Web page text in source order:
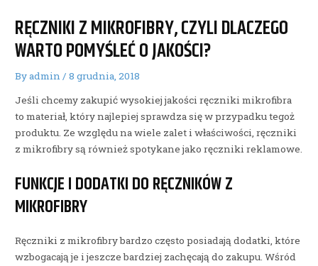
RĘCZNIKI Z MIKROFIBRY, CZYLI DLACZEGO
WARTO POMYŚLEĆ O JAKOŚCI?
Byadmin/8 grudnia, 2018
Jeśli chcemy zakupić wysokiej jakości ręczniki mikrofibra
to materiał, który najlepiej sprawdza się w przypadku tegoż
produktu. Ze względu na wiele zalet i właściwości, ręczniki
z mikrofibry są również spotykane jako ręczniki reklamowe.
FUNKCJE I DODATKI DO RĘCZNIKÓW Z
MIKROFIBRY
Ręczniki z mikrofibry bardzo często posiadają dodatki, które
wzbogacają je i jeszcze bardziej zachęcają do zakupu. Wśród